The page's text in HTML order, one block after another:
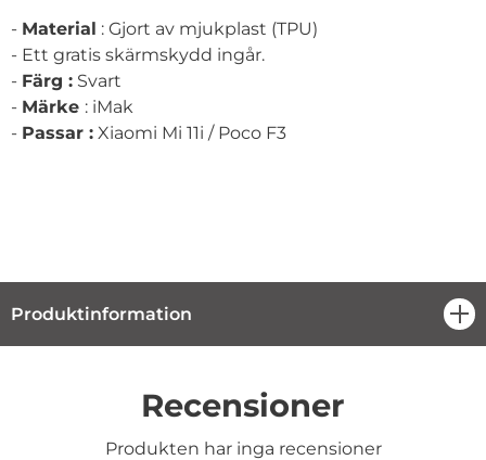
- Material : Gjort av mjukplast (TPU)
- Ett gratis skärmskydd ingår.
- Färg : Svart
- Märke : iMak
- Passar : Xiaomi Mi 11i / Poco F3
Produktinformation
Recensioner
Produkten har inga recensioner